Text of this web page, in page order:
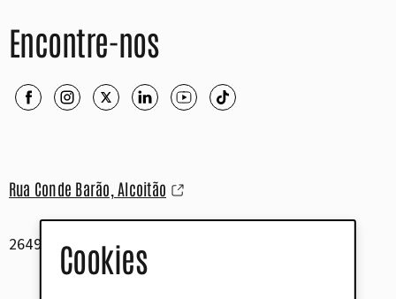
Cookies
Encontre-nos
Rua Conde Barão, Alcoitão
2649-506 Alcabideche